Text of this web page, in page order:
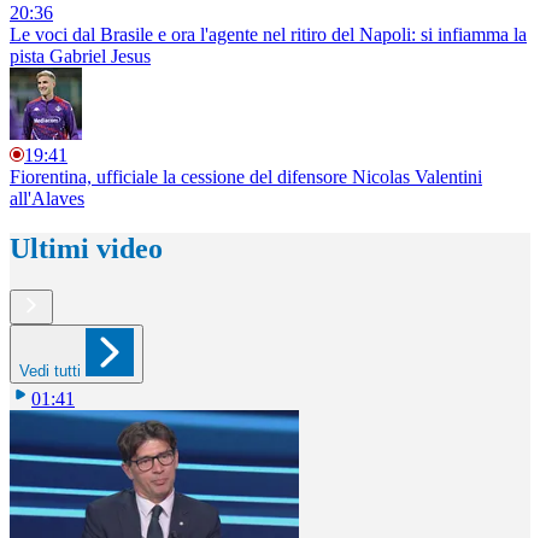
20:36
Le voci dal Brasile e ora l'agente nel ritiro del Napoli: si infiamma la
pista Gabriel Jesus
19:41
Fiorentina, ufficiale la cessione del difensore Nicolas Valentini
all'Alaves
Ultimi video
Vedi tutti
01:41